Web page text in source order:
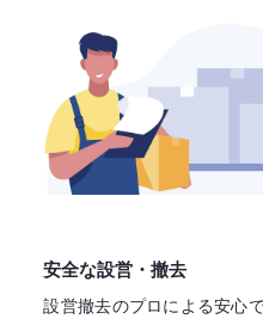
安全な設営・撤去
設営撤去のプロによる安心